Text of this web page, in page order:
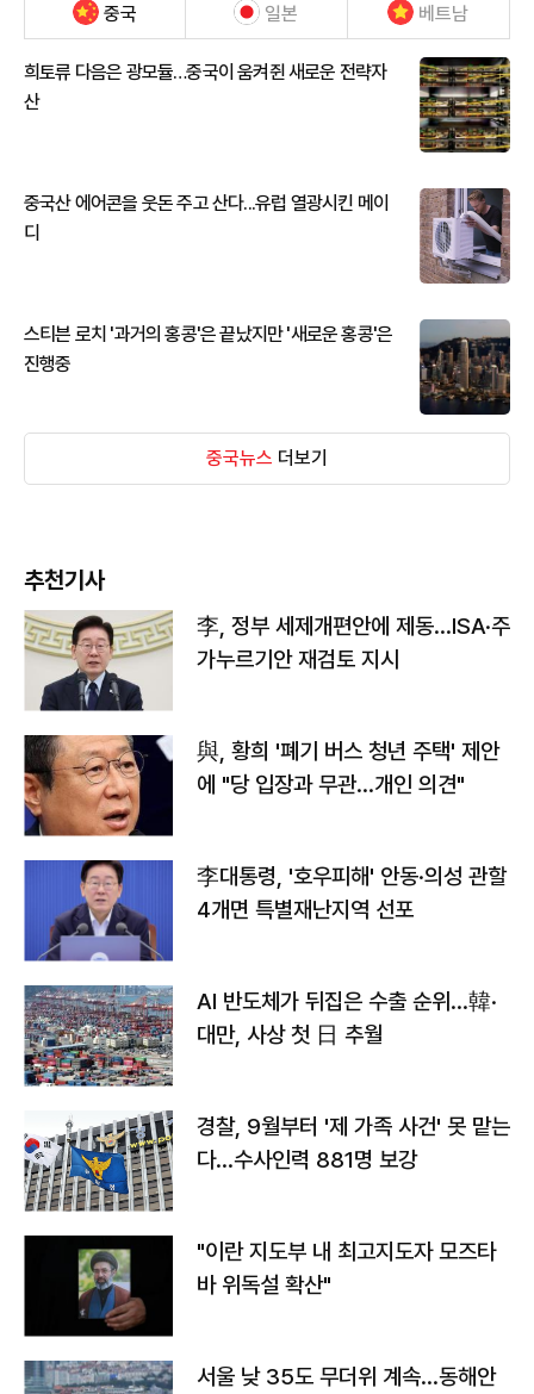
중국 일본 베트남
희토류 다음은 광모듈…중국이 움켜쥔 새로운 전략자
산
중국산 에어콘을 웃돈 주고 산다...유럽 열광시킨 메이
디
스티븐 로치 '과거의 홍콩'은 끝났지만 '새로운 홍콩'은
진행중
중국뉴스 더보기
추천기사
李, 정부 세제개편안에 제동…ISA·주
가누르기안 재검토 지시
與, 황희 '폐기 버스 청년 주택' 제안
에 "당 입장과 무관…개인 의견"
李대통령, '호우피해' 안동·의성 관할
4개면 특별재난지역 선포
AI 반도체가 뒤집은 수출 순위…韓·
대만, 사상 첫 日 추월
경찰, 9월부터 '제 가족 사건' 못 맡는
다…수사인력 881명 보강
"이란 지도부 내 최고지도자 모즈타
바 위독설 확산"
서울 낮 35도 무더위 계속…동해안